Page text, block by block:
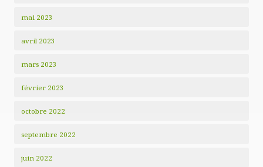
mai 2023
avril 2023
mars 2023
février 2023
octobre 2022
septembre 2022
juin 2022